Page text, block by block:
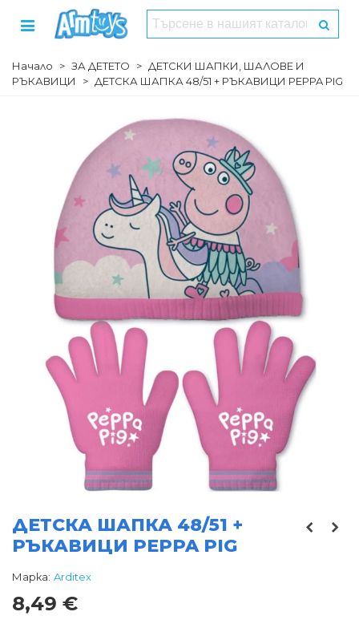
Начало > ЗА ДЕТЕТО > ДЕТСКИ ШАПКИ, ШАЛОВЕ И
РЪКАВИЦИ
> ДЕТСКА ШАПКА 48/51 + РЪКАВИЦИ PEPPA PIG
ДЕТСКА ШАПКА 48/51 +
РЪКАВИЦИ PEPPA PIG
Марка: Arditex
8,49 €